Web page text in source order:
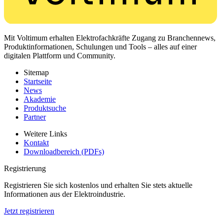
Mit Voltimum erhalten Elektrofachkräfte Zugang zu Branchennews,
Produktinformationen, Schulungen und Tools – alles auf einer
digitalen Plattform und Community.
Sitemap
Startseite
News
Akademie
Produktsuche
Partner
Weitere Links
Kontakt
Downloadbereich (PDFs)
Registrierung
Registrieren Sie sich kostenlos und erhalten Sie stets aktuelle
Informationen aus der Elektroindustrie.
Jetzt registrieren